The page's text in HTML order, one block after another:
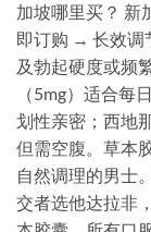
加坡哪里买？ 新
即订购 → 长效调
及勃起硬度或频
（5mg）适合每
划性亲密；西地
但需空腹。草本
自然调理的男士
交者选他达拉非